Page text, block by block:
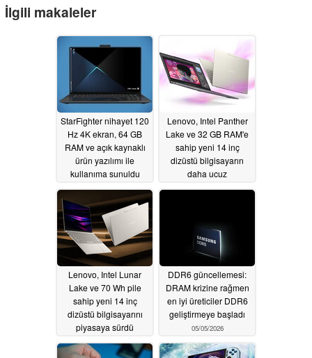
İlgili makaleler
StarFighter nihayet 120
Hz 4K ekran, 64 GB
RAM ve açık kaynaklı
ürün yazılımı ile
kullanıma sunuldu
05/08/2026
Lenovo, Intel Panther
Lake ve 32 GB RAM'e
sahip yeni 14 inç
dizüstü bilgisayarın
daha ucuz
Lenovo, Intel Lunar
Lake ve 70 Wh pile
sahip yeni 14 inç
dizüstü bilgisayarını
piyasaya sürdü
05/07/2026
DDR6 güncellemesi:
DRAM krizine rağmen
en iyi üreticiler DDR6
geliştirmeye başladı
05/05/2026